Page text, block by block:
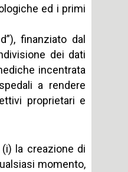
ed i primi
finanziato dal
dei dati
incentrata
a rendere
proprietari e
la creazione di
momento,